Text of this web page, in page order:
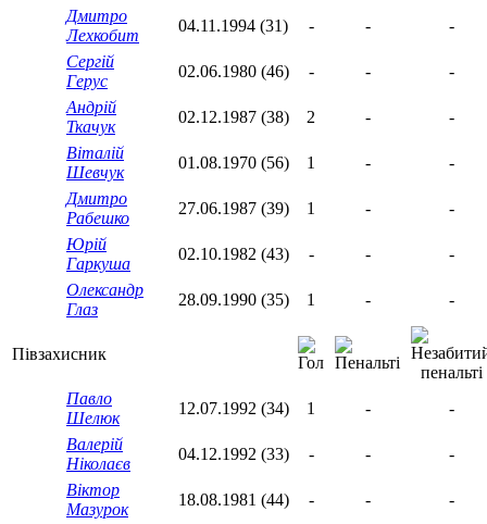
Дмитро
Лехкобит
04.11.1994 (31) - -
-
Сергій
Герус
02.06.1980 (46) - -
-
Андрій
Ткачук
02.12.1987 (38) 2 -
-
Віталій
Шевчук
01.08.1970 (56) 1 -
-
Дмитро
Рабешко
27.06.1987 (39) 1 -
-
Юрій
Гаркуша
02.10.1982 (43) - -
-
Олександр
Глаз
28.09.1990 (35) 1 - -
Півзахисник
Павло
Шелюк
12.07.1992 (34) 1 -
-
Валерій
Ніколаєв
04.12.1992 (33) - -
-
Віктор
Мазурок
18.08.1981 (44) - -
-